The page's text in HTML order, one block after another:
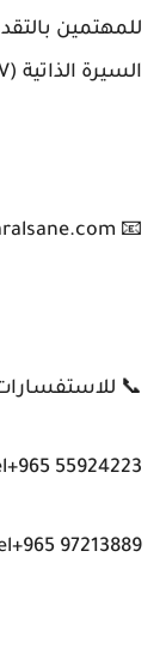
للمهتمين
السيرة الذاتية (CV) على البريد الإلكتروني التالي:
📧 recruiment@aralsane.com
📞
55924223
97213889